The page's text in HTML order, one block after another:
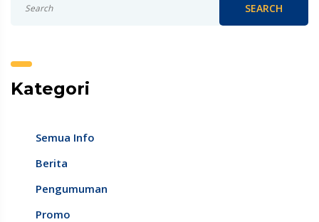
SEARCH
Kategori
Semua Info
Berita
Pengumuman
Promo